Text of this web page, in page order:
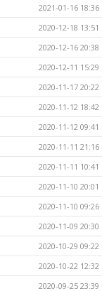
2021-01-16 18:36
2020-12-18 13:51
2020-12-16 20:38
2020-12-11 15:29
2020-11-17 20:22
2020-11-12 18:42
2020-11-12 09:41
2020-11-11 21:16
2020-11-11 10:41
2020-11-10 20:01
2020-11-10 09:26
2020-11-09 20:30
2020-10-29 09:22
2020-10-22 12:32
2020-09-25 23:39